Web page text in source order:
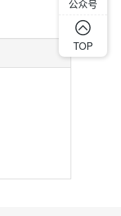
公众号
TOP